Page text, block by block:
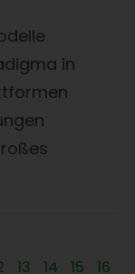
in
13 14 15
16